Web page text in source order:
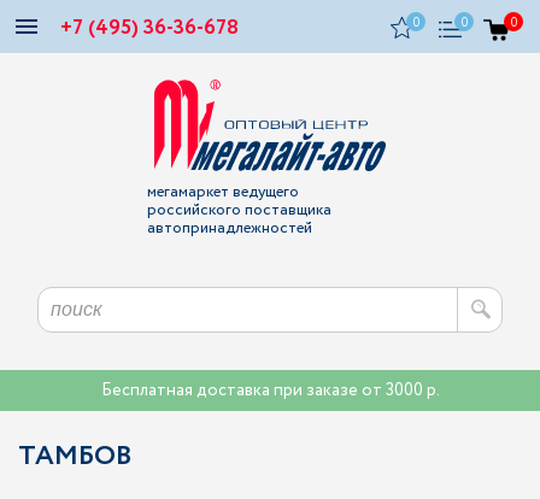
+7 (495) 36-36-678 0 0 0
мегамаркет ведущего
российского поставщика
автопринадлежностей
Бесплатная доставка при заказе от 3000 р.
ТАМБОВ